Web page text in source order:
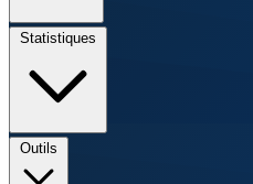
Statistiques
Outils